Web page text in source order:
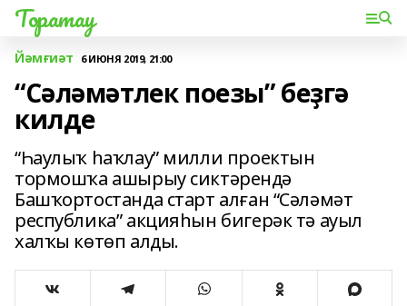
Торатау
Йәмғиәт 6 ИЮНЯ 2019, 21:00
“Сәләмәтлек поезы” беҙгә
килде
“Һаулыҡ һаҡлау” милли проектын
тормошҡа ашырыу сиктәрендә
Башҡортостанда старт алған “Сәләмәт
республика” акцияһын бигерәк тә ауыл
халҡы көтөп алды.